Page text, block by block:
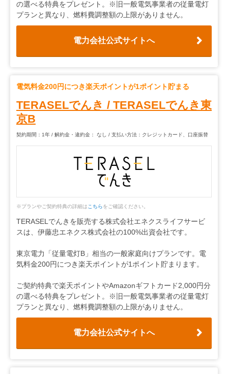
の選べる特典をプレゼント。※旧一般電気事業者の従量電灯
プランと異なり、燃料費調整額の上限がありません。
電力会社公式サイトへ
電気料金200円につき楽天ポイントが1ポイント貯まる
TERASELでんき / TERASELでんき東
京B
契約期間：1年 / 解約金・違約金： なし / 支払い方法：クレジットカード、口座振替
※プランやご契約特典の詳細はこちらをご確認ください。
TERASELでんきを販売する株式会社エネクスライフサービ
スは、伊藤忠エネクス株式会社の100%出資会社です。
東京電力「従量電灯B」相当の一般家庭向けプランです。電
気料金200円につき楽天ポイントが1ポイント貯まります。
ご契約特典で楽天ポイントやAmazonギフトカード2,000円分
の選べる特典をプレゼント。※旧一般電気事業者の従量電灯
プランと異なり、燃料費調整額の上限がありません。
電力会社公式サイトへ